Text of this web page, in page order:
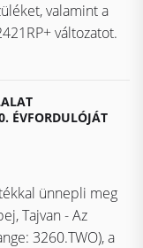
valamint a
változatot.
ÉVFORDULÓJÁT
ünnepli meg
Tajvan - Az
3260.TWO), a